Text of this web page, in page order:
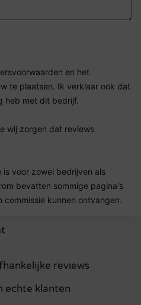
en het
te plaatsen. Ik verklaar ook dat
heb met dit bedrijf.
wij zorgen dat reviews
voor zowel bedrijven als
bevatten sommige pagina's
commissie kunnen ontvangen.
reviews
echte klanten